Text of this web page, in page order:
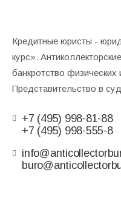
Кредитные юристы -
курс».
банкротство
Представительство в
+7 (495) 998-81-88
+7 (495) 998-555-8